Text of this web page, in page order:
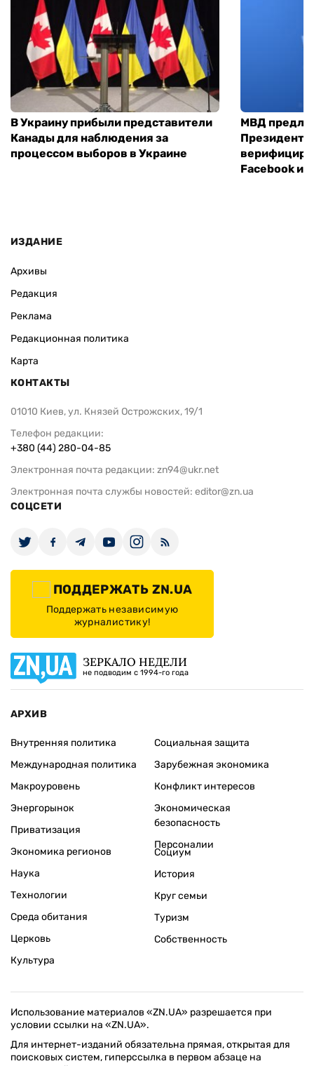
В Украину прибыли представители
Канады для наблюдения за
процессом выборов в Украине
МВД
Facebook и
ИЗДАНИЕ
Архивы
Редакция
Реклама
Редакционная политика
Карта
КОНТАКТЫ
01010 Киев, ул. Князей Острожских, 19/1
Телефон редакции:
+380 (44) 280-04-85
Электронная почта редакции: zn94@ukr.net
Электронная почта службы новостей: editor@zn.ua
СОЦСЕТИ
ПОДДЕРЖАТЬ ZN.UA
Поддержать независимую
журналистику!
ЗЕРКАЛО НЕДЕЛИ
не подводим с 1994-го года
АРХИВ
Внутренняя политика
Международная политика
Макроуровень
Энергорынок
Приватизация
Экономика регионов
Социальная защита
Зарубежная экономика
Конфликт интересов
Экономическая
безопасность
Персоналии
Наука
Технологии
Среда обитания
Церковь
Культура
Социум
История
Круг семьи
Туризм
Собственность
Использование материалов «ZN.UA» разрешается при
условии ссылки на «ZN.UA».
Для интернет-изданий обязательна прямая, открытая для
поисковых систем, гиперссылка в первом абзаце на